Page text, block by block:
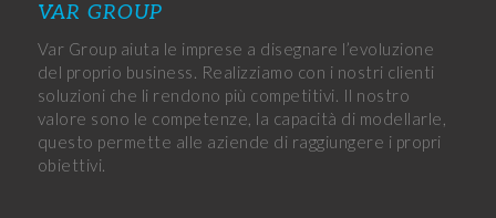
VAR GROUP
Var Group aiuta le imprese a disegnare l’evoluzione
del proprio business. Realizziamo con i nostri clienti
soluzioni che li rendono più competitivi. Il nostro
valore sono le competenze, la capacità di modellarle,
questo permette alle aziende di raggiungere i propri
obiettivi.